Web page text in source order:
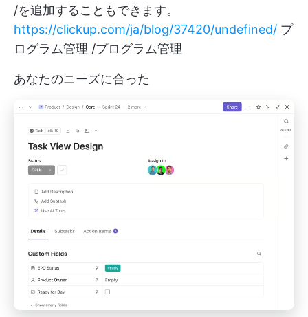
/を追加することもできます。
https://clickup.com/ja/blog/37420/undefined/ プ
ログラム管理 /プログラム管理
あなたのニーズに合った